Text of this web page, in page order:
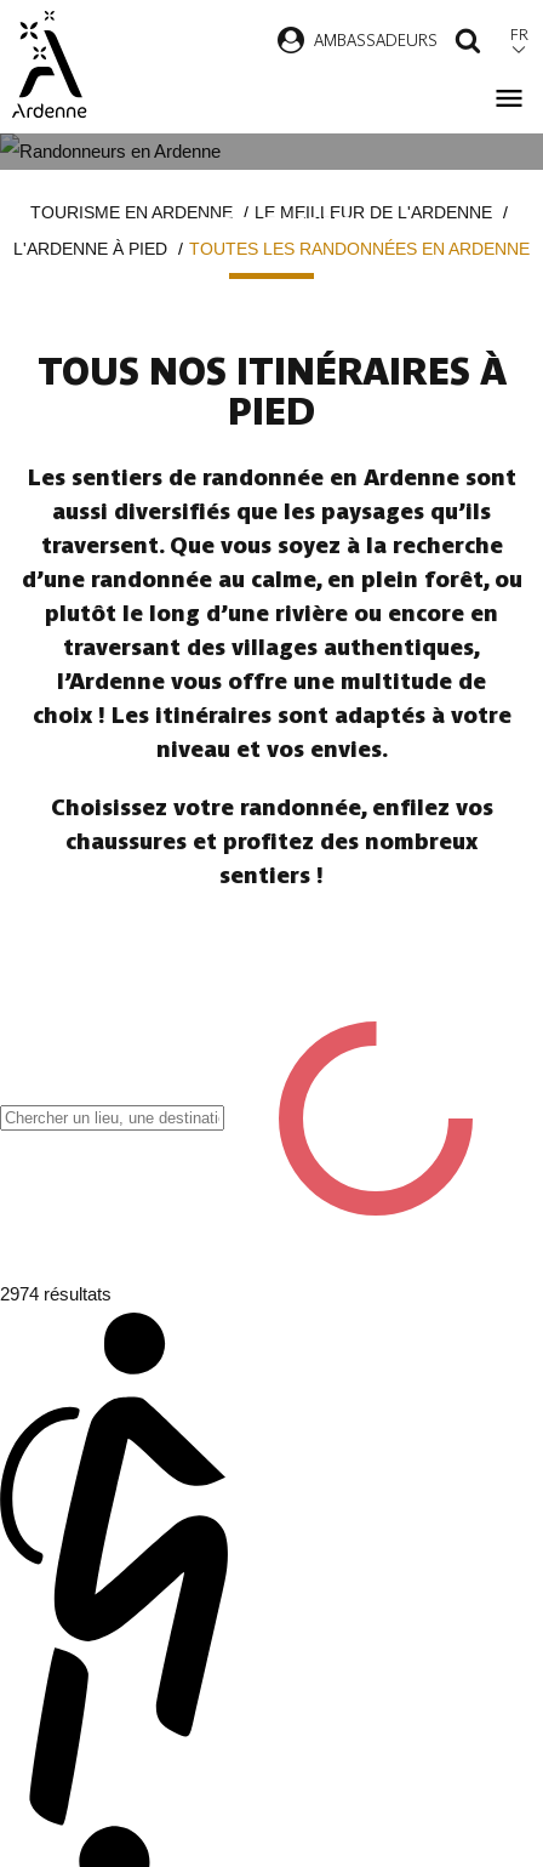
contenu
principal
AMBASSADEURS FR
ARDENNE
d'ArianeTOURISME EN ARDENNE
LE MEILLEUR DE L'ARDENNE
L'ARDENNE À PIED
TOUTES LES RANDONNÉES EN ARDENNE
TOUS NOS ITINÉRAIRES À
PIED
Les sentiers de randonnée en Ardenne sont
aussi diversifiés que les paysages qu’ils
traversent. Que vous soyez à la recherche
d’une randonnée au calme, en plein forêt, ou
plutôt le long d’une rivière ou encore en
traversant des villages authentiques,
l’Ardenne vous offre une multitude de
choix ! Les itinéraires sont adaptés à votre
niveau et vos envies.
Choisissez votre randonnée, enfilez vos
chaussures et profitez des nombreux
sentiers !
2974 résultats